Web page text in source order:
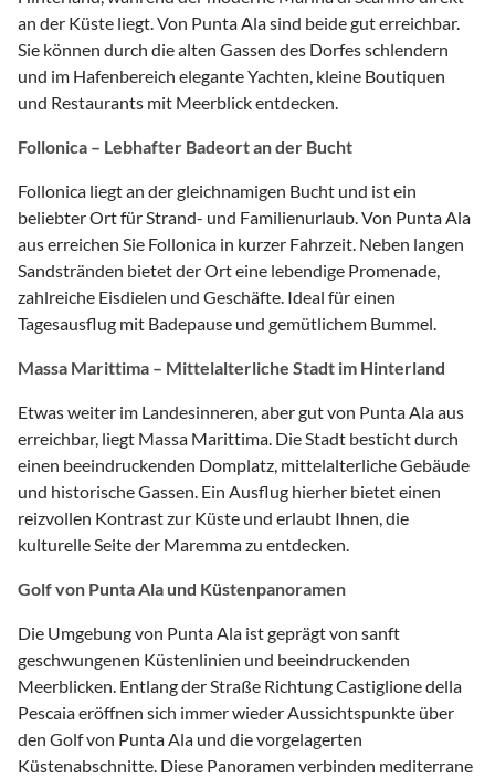
an der Küste liegt. Von Punta Ala sind beide gut erreichbar.
Sie können durch die alten Gassen des Dorfes schlendern
und im Hafenbereich elegante Yachten, kleine Boutiquen
und Restaurants mit Meerblick entdecken.
Follonica – Lebhafter Badeort an der Bucht
Follonica liegt an der gleichnamigen Bucht und ist ein
beliebter Ort für Strand- und Familienurlaub. Von Punta Ala
aus erreichen Sie Follonica in kurzer Fahrzeit. Neben langen
Sandstränden bietet der Ort eine lebendige Promenade,
zahlreiche Eisdielen und Geschäfte. Ideal für einen
Tagesausflug mit Badepause und gemütlichem Bummel.
Massa Marittima – Mittelalterliche Stadt im Hinterland
Etwas weiter im Landesinneren, aber gut von Punta Ala aus
erreichbar, liegt Massa Marittima. Die Stadt besticht durch
einen beeindruckenden Domplatz, mittelalterliche Gebäude
und historische Gassen. Ein Ausflug hierher bietet einen
reizvollen Kontrast zur Küste und erlaubt Ihnen, die
kulturelle Seite der Maremma zu entdecken.
Golf von Punta Ala und Küstenpanoramen
Die Umgebung von Punta Ala ist geprägt von sanft
geschwungenen Küstenlinien und beeindruckenden
Meerblicken. Entlang der Straße Richtung Castiglione della
Pescaia eröffnen sich immer wieder Aussichtspunkte über
den Golf von Punta Ala und die vorgelagerten
Küstenabschnitte. Diese Panoramen verbinden mediterrane